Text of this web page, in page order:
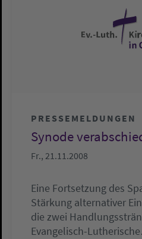
PRESSEMELDUNGEN
Synode
Fr., 21.11.2008
Eine Fortsetzung des
Stärkung alternativer
die zwei
Evangelisch-